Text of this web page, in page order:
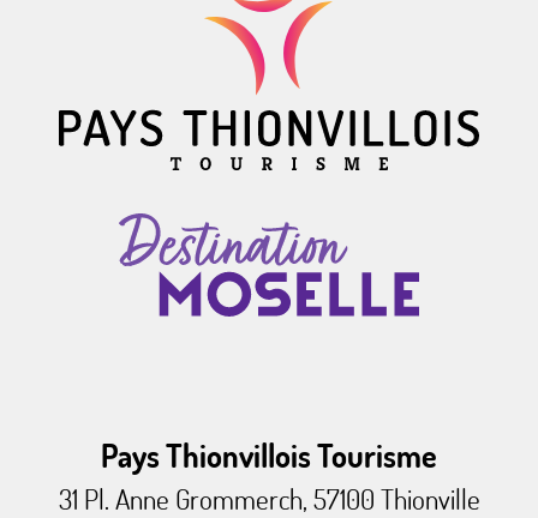
Pays Thionvillois Tourisme
31 Pl. Anne Grommerch, 57100 Thionville